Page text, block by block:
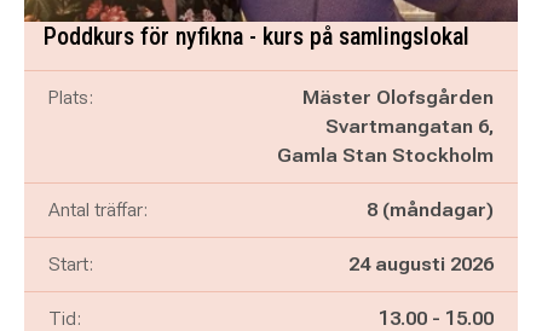
Poddkurs för nyfikna - kurs på samlingslokal
Plats:
Mäster Olofsgården
Svartmangatan 6,
Gamla Stan Stockholm
Antal träffar: 8 (måndagar)
Start: 24 augusti 2026
Tid: Pågår mellan
13.00 - och
15.00